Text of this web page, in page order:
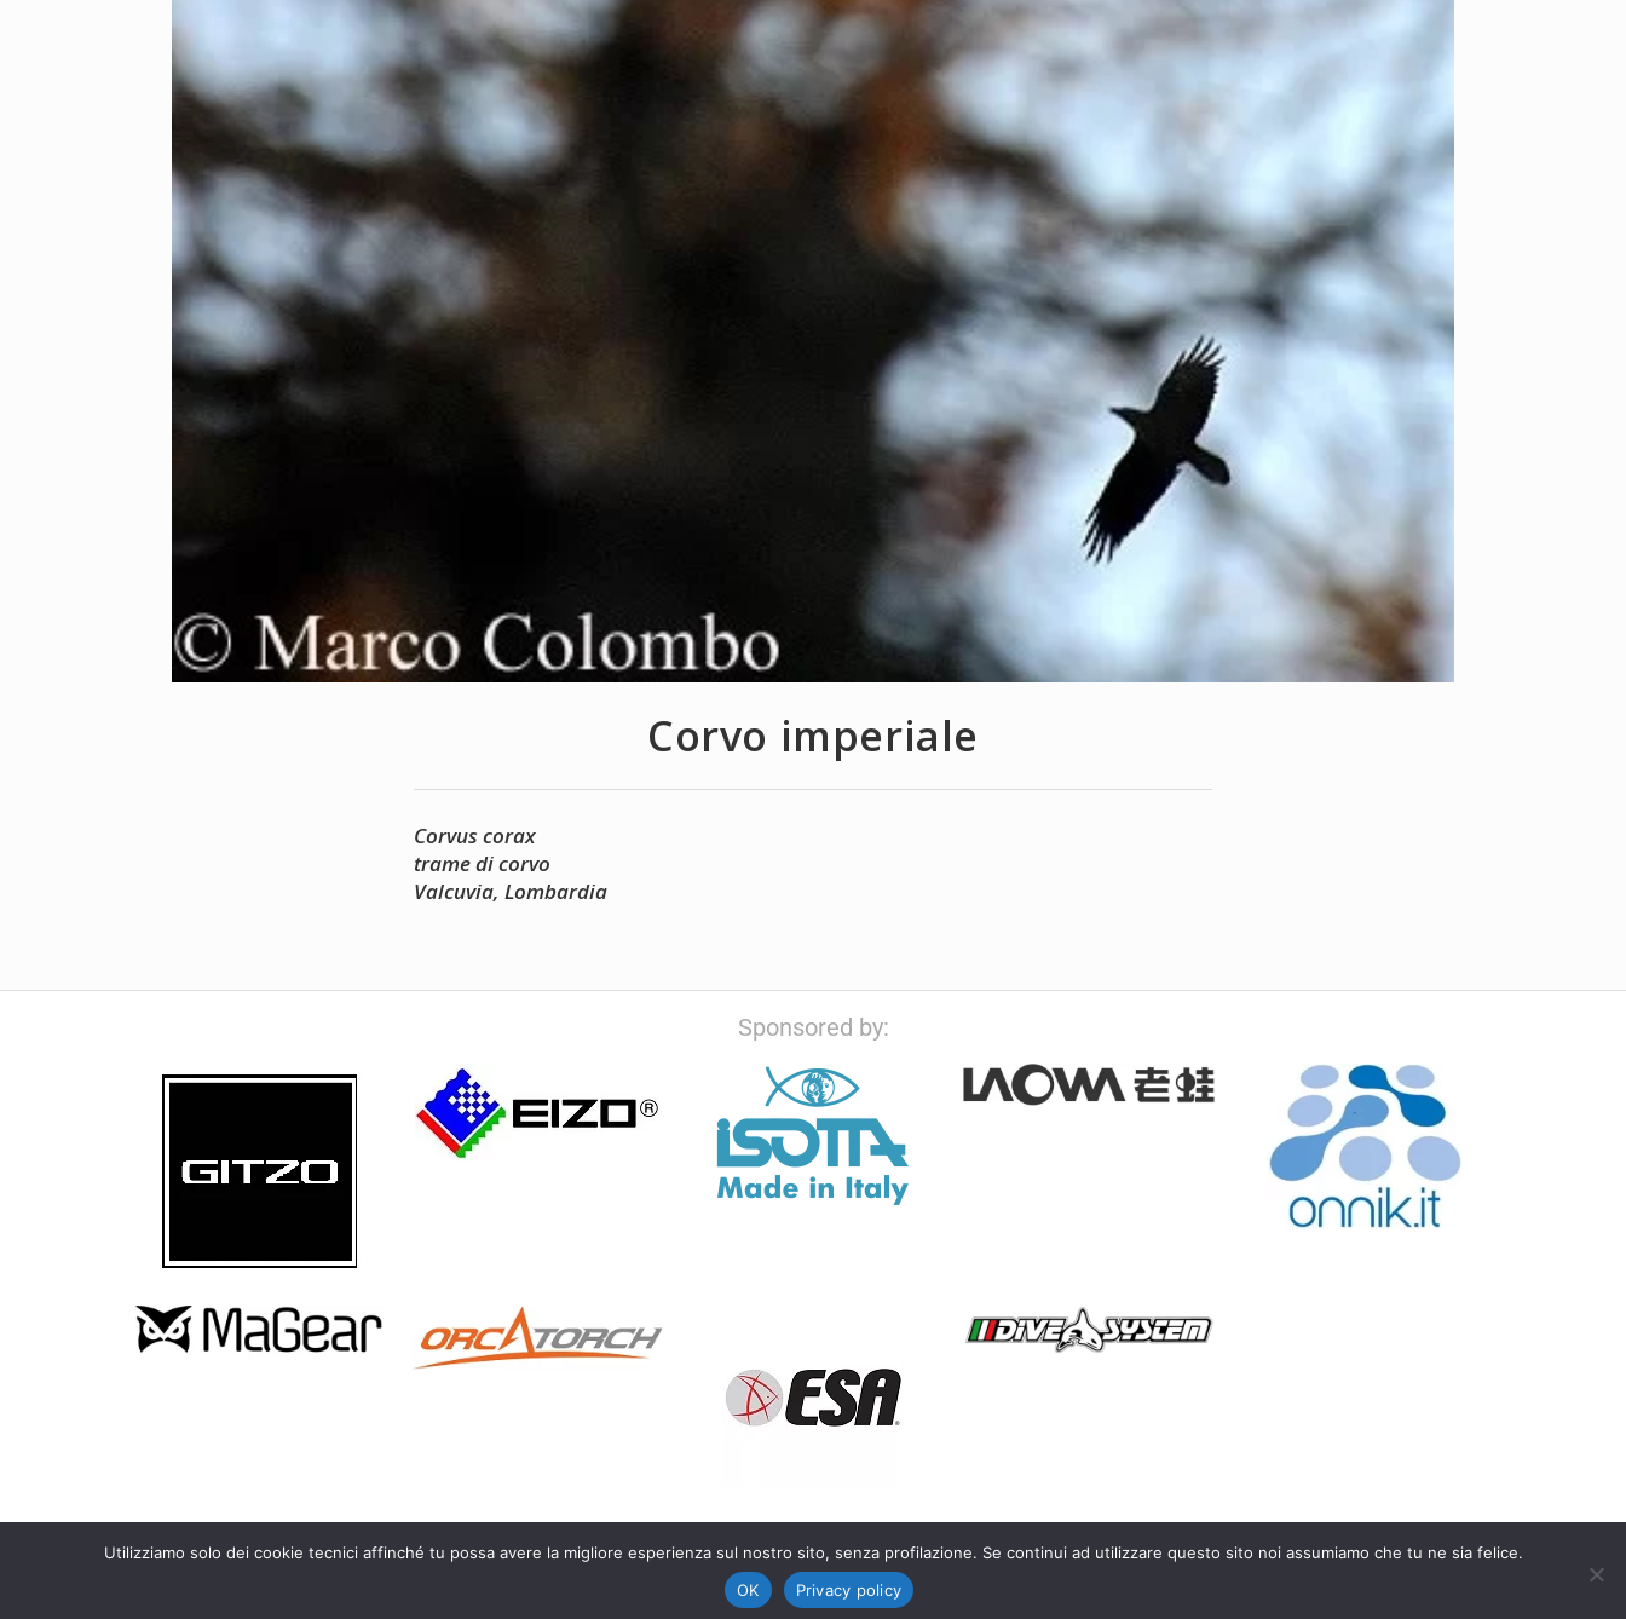
Corvo imperiale
Corvus corax
trame di corvo
Valcuvia, Lombardia
Sponsored by:
Copyright 2010 – 2026 Calosoma.it – fotografia naturalistica wildlife photography – P.IVA IT03450300128 |Privacy Policy
Utilizziamo solo dei cookie tecnici affinché tu possa avere la migliore esperienza sul nostro sito, senza profilazione. Se continui ad utilizzare questo sito noi assumiamo che tu ne sia felice.
OK
Privacy policy